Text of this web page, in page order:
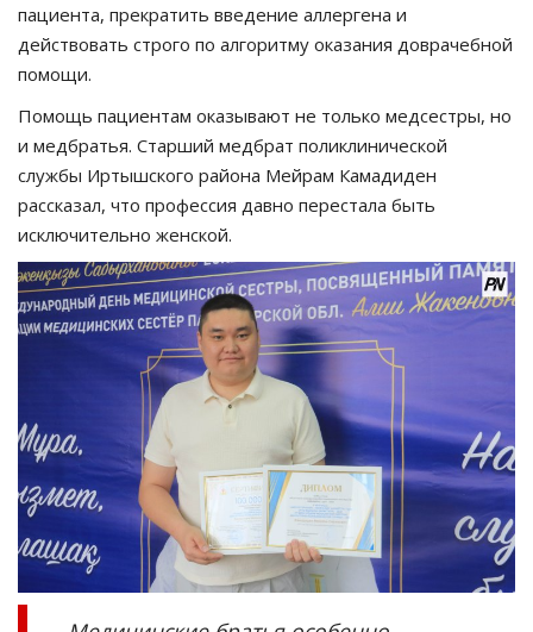
пациента, прекратить введение аллергена и
действовать строго по алгоритму оказания доврачебной
помощи.
Помощь пациентам оказывают не только медсестры, но
и медбратья. Старший медбрат поликлинической
службы Иртышского района Мейрам Камадиден
рассказал, что профессия давно перестала быть
исключительно женской.